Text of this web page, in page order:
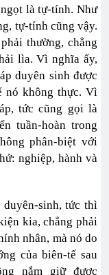
là tự-tính. Như
tự-tính cũng vậy.
thường, chẳng
lìa. Vì nghĩa ấy,
duyên sinh được
nó không thực. Vì
tức cũng gọi là
tuần-hoàn trong
phân-biệt với
nghiệp, hành và
duyên-sinh, tức thì
kia, chẳng phải
nhân, mà nó do
của biên-tế sau
nắm giữ được